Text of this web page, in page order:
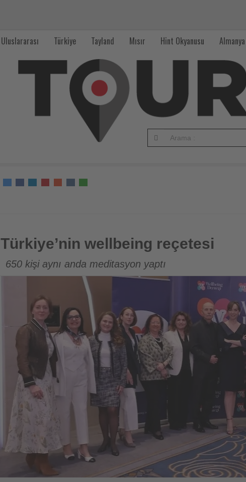
Uluslararası Türkiye Tayland Mısır Hint Okyanusu Almanya
Türkiye’nin wellbeing reçetesi
Türkiye’nin wellbeing reçetesi
650 kişi aynı anda meditasyon yaptı